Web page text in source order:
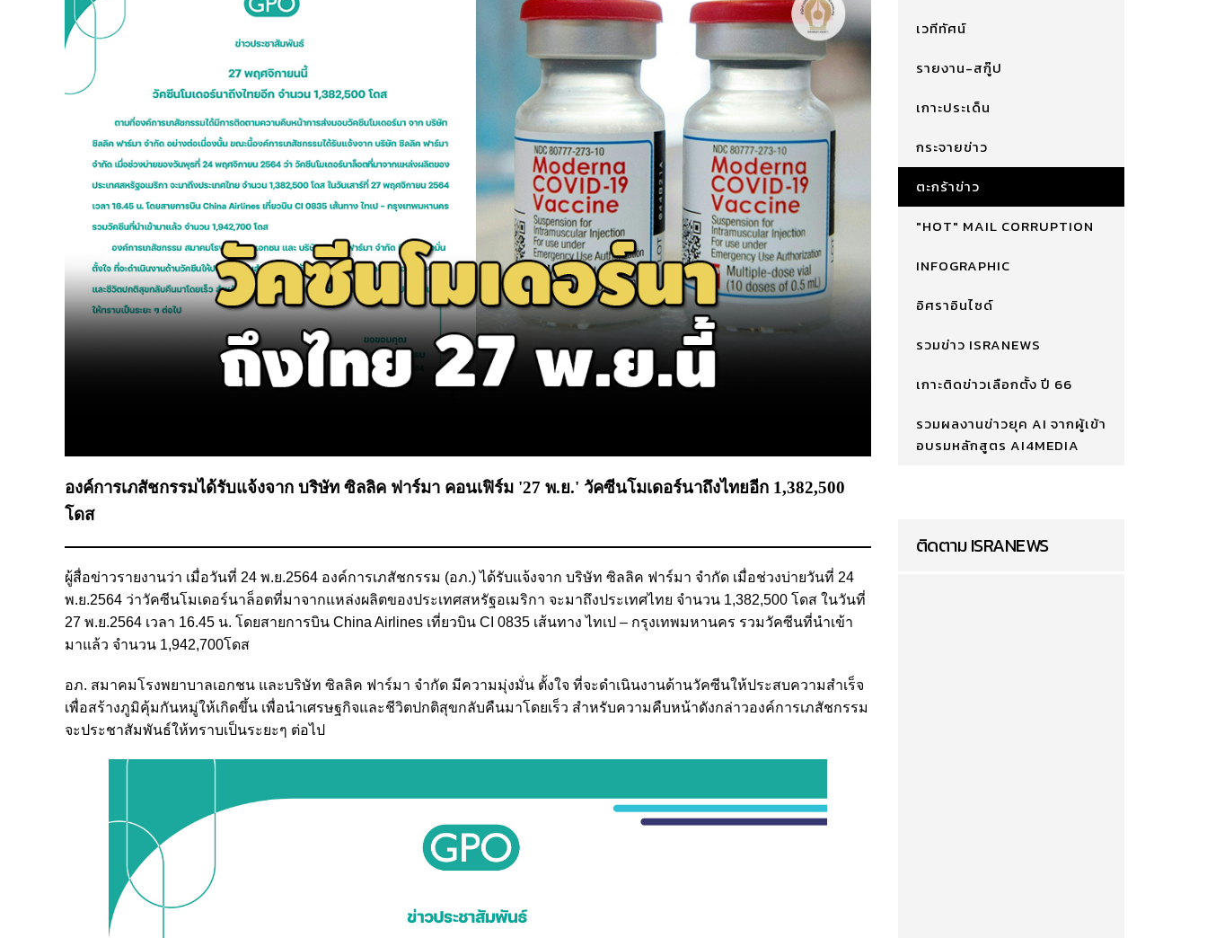
องค์การเภสัชกรรมได้รับแจ้งจาก บริษัท ซิลลิค ฟาร์มา คอนเฟิร์ม '27 พ.ย.' วัคซีนโมเดอร์นาถึงไทยอีก 1,382,500
โดส
ผู้สื่อข่าวรายงานว่า เมื่อวันที่ 24 พ.ย.2564 องค์การเภสัชกรรม (อภ.) ได้รับแจ้งจาก บริษัท ซิลลิค ฟาร์มา จำกัด เมื่อช่วงบ่ายวันที่ 24
พ.ย.2564 ว่าวัคซีนโมเดอร์นาล็อตที่มาจากแหล่งผลิตของประเทศสหรัฐอเมริกา จะมาถึงประเทศไทย จำนวน 1,382,500 โดส ในวันที่
27 พ.ย.2564 เวลา 16.45 น. โดยสายการบิน China Airlines เที่ยวบิน CI 0835 เส้นทาง ไทเป – กรุงเทพมหานคร รวมวัคซีนที่นำเข้า
มาแล้ว จำนวน 1,942,700โดส
อภ. สมาคมโรงพยาบาลเอกชน และบริษัท ซิลลิค ฟาร์มา จำกัด มีความมุ่งมั่น ตั้งใจ ที่จะดำเนินงานด้านวัคซีนให้ประสบความสำเร็จ
เพื่อสร้างภูมิคุ้มกันหมู่ให้เกิดขึ้น เพื่อนำเศรษฐกิจและชีวิตปกติสุขกลับคืนมาโดยเร็ว สำหรับความคืบหน้าดังกล่าวองค์การเภสัชกรรม
จะประชาสัมพันธ์ให้ทราบเป็นระยะๆ ต่อไป
เวทีทัศน์
รายงาน-สกู๊ป
เกาะประเด็น
กระจายข่าว
ตะกร้าข่าว
"HOT" MAIL CORRUPTION
INFOGRAPHIC
อิศราอินไซด์
รวมข่าว ISRANEWS
เกาะติดข่าวเลือกตั้ง ปี 66
รวมผลงานข่าวยุค AI จากผู้เข้า
อบรมหลักสูตร AI4MEDIA
ติดตาม ISRANEWS